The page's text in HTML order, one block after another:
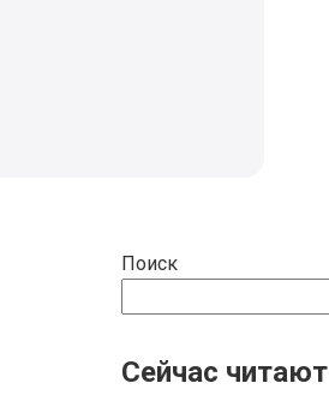
Поиск
Сейчас читают